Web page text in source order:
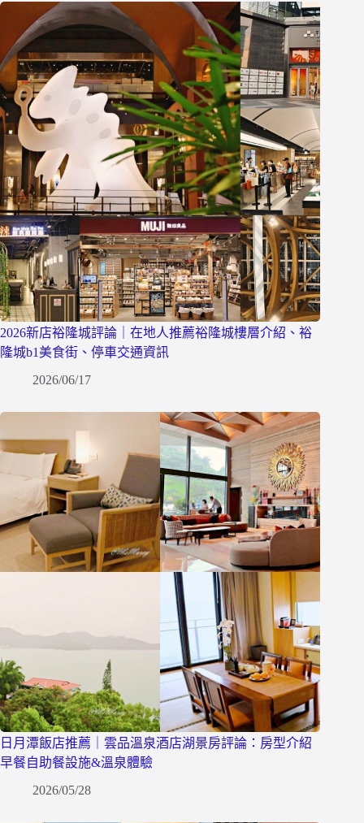
2026新店裕隆城評論｜在地人推薦裕隆城樓層介紹、裕
隆城b1美食街、停車交通資訊
2026/06/17
日月潭飯店推薦｜雲品溫泉酒店湖景房評論：房型介紹
早餐自助餐設施&溫泉體驗
2026/05/28